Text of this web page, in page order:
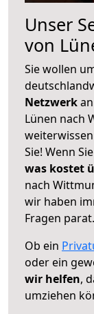
Unser
von
Sie wollen
Netzwerk
Lünen nach
Sie! Wenn
was kostet
nach
wir haben
Fragen parat.
Ob ein
oder ein
wir helfen,
umziehen